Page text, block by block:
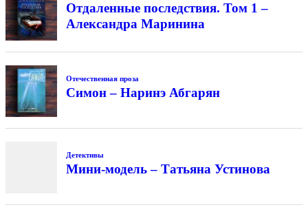
Отдаленные последствия. Том 1 –
Александра Маринина
Отечественная проза
Симон – Наринэ Абгарян
Детективы
Мини-модель – Татьяна Устинова